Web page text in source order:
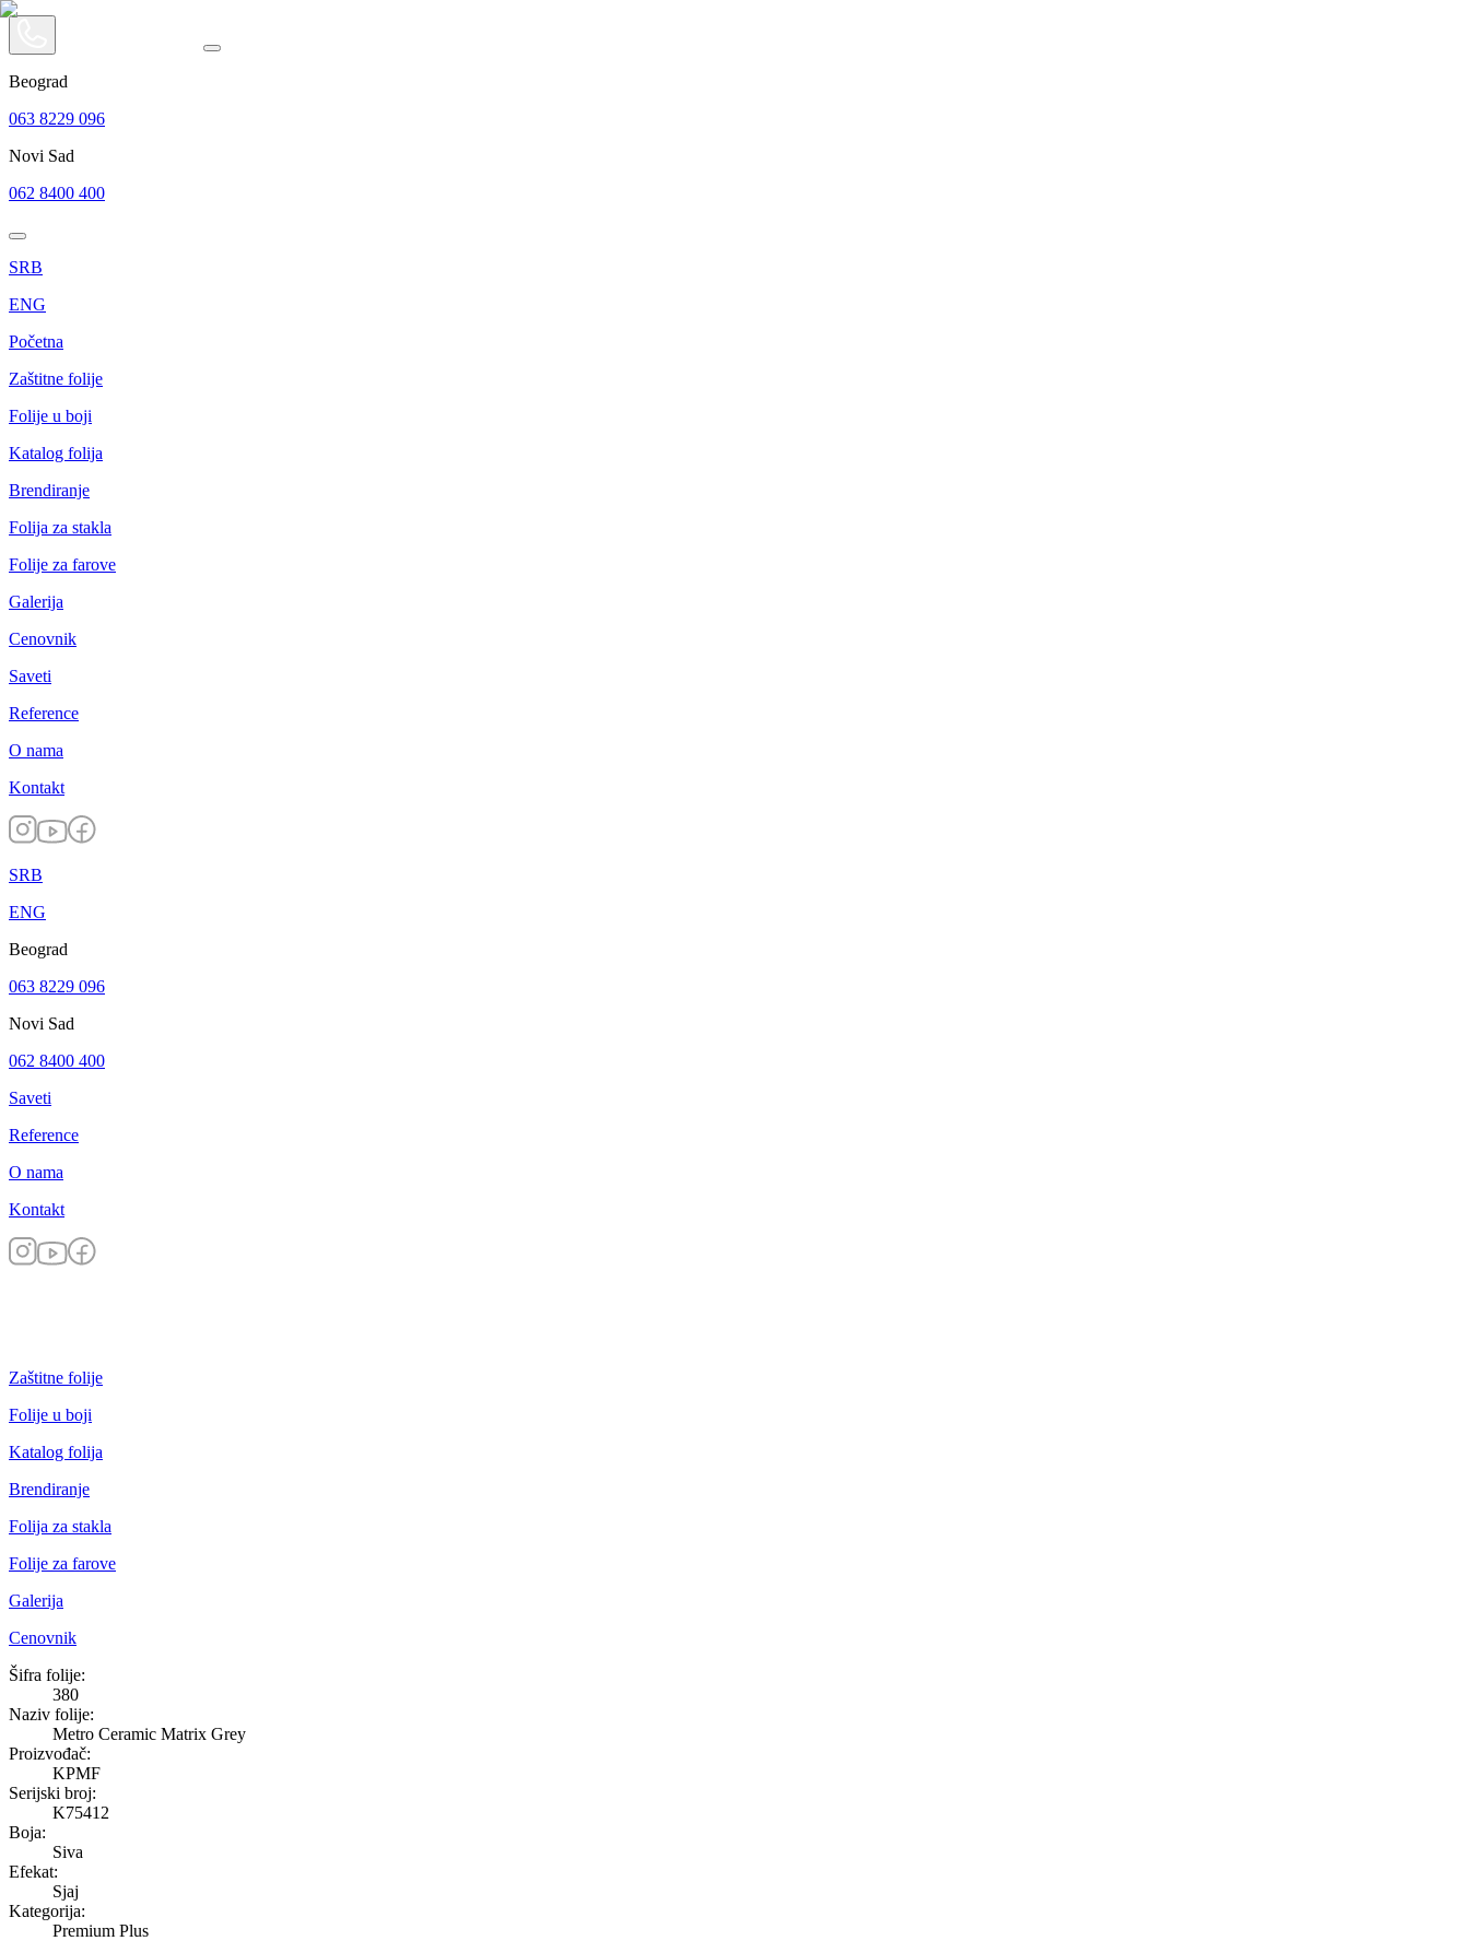
Beograd
063 8229 096
Novi Sad
062 8400 400
SRB
ENG
Početna
Zaštitne folije
Folije u boji
Katalog folija
Brendiranje
Folija za stakla
Folije za farove
Galerija
Cenovnik
Saveti
Reference
O nama
Kontakt
SRB
ENG
Beograd
063 8229 096
Novi Sad
062 8400 400
Saveti
Reference
O nama
Kontakt
Zaštitne folije
Folije u boji
Katalog folija
Brendiranje
Folija za stakla
Folije za farove
Galerija
Cenovnik
Metro Ceramic Matrix Grey
Šifra folije:
380
Naziv folije:
Metro Ceramic Matrix Grey
Proizvođač:
KPMF
Serijski broj:
K75412
Boja:
Siva
Efekat:
Sjaj
Kategorija:
Premium Plus